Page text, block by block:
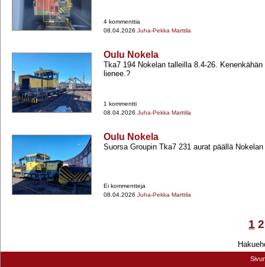
4 kommenttia
08.04.2026 Juha-Pekka Marttila
Oulu Nokela
Tka7 194 Nokelan talleilla 8.4-​26.
lienee.?
1 kommentti
08.04.2026 Juha-Pekka Marttila
Oulu Nokela
Suorsa Groupin Tka7 231 aurat päällä
Ei kommentteja
08.04.2026 Juha-Pekka Marttila
1 2